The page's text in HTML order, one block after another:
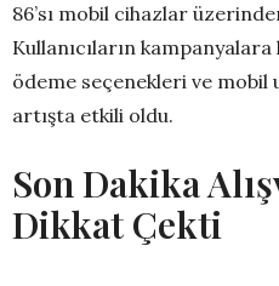
86’sı mobil cihazlar
Kullanıcıların kampanyalara
ödeme seçenekleri ve mobil
artışta etkili oldu.
Son Dakika
Dikkat Çekti